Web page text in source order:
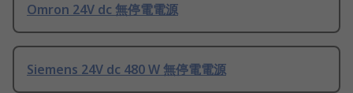
Omron 24V dc 無停電電源
Siemens 24V dc 480 W 無停電電源